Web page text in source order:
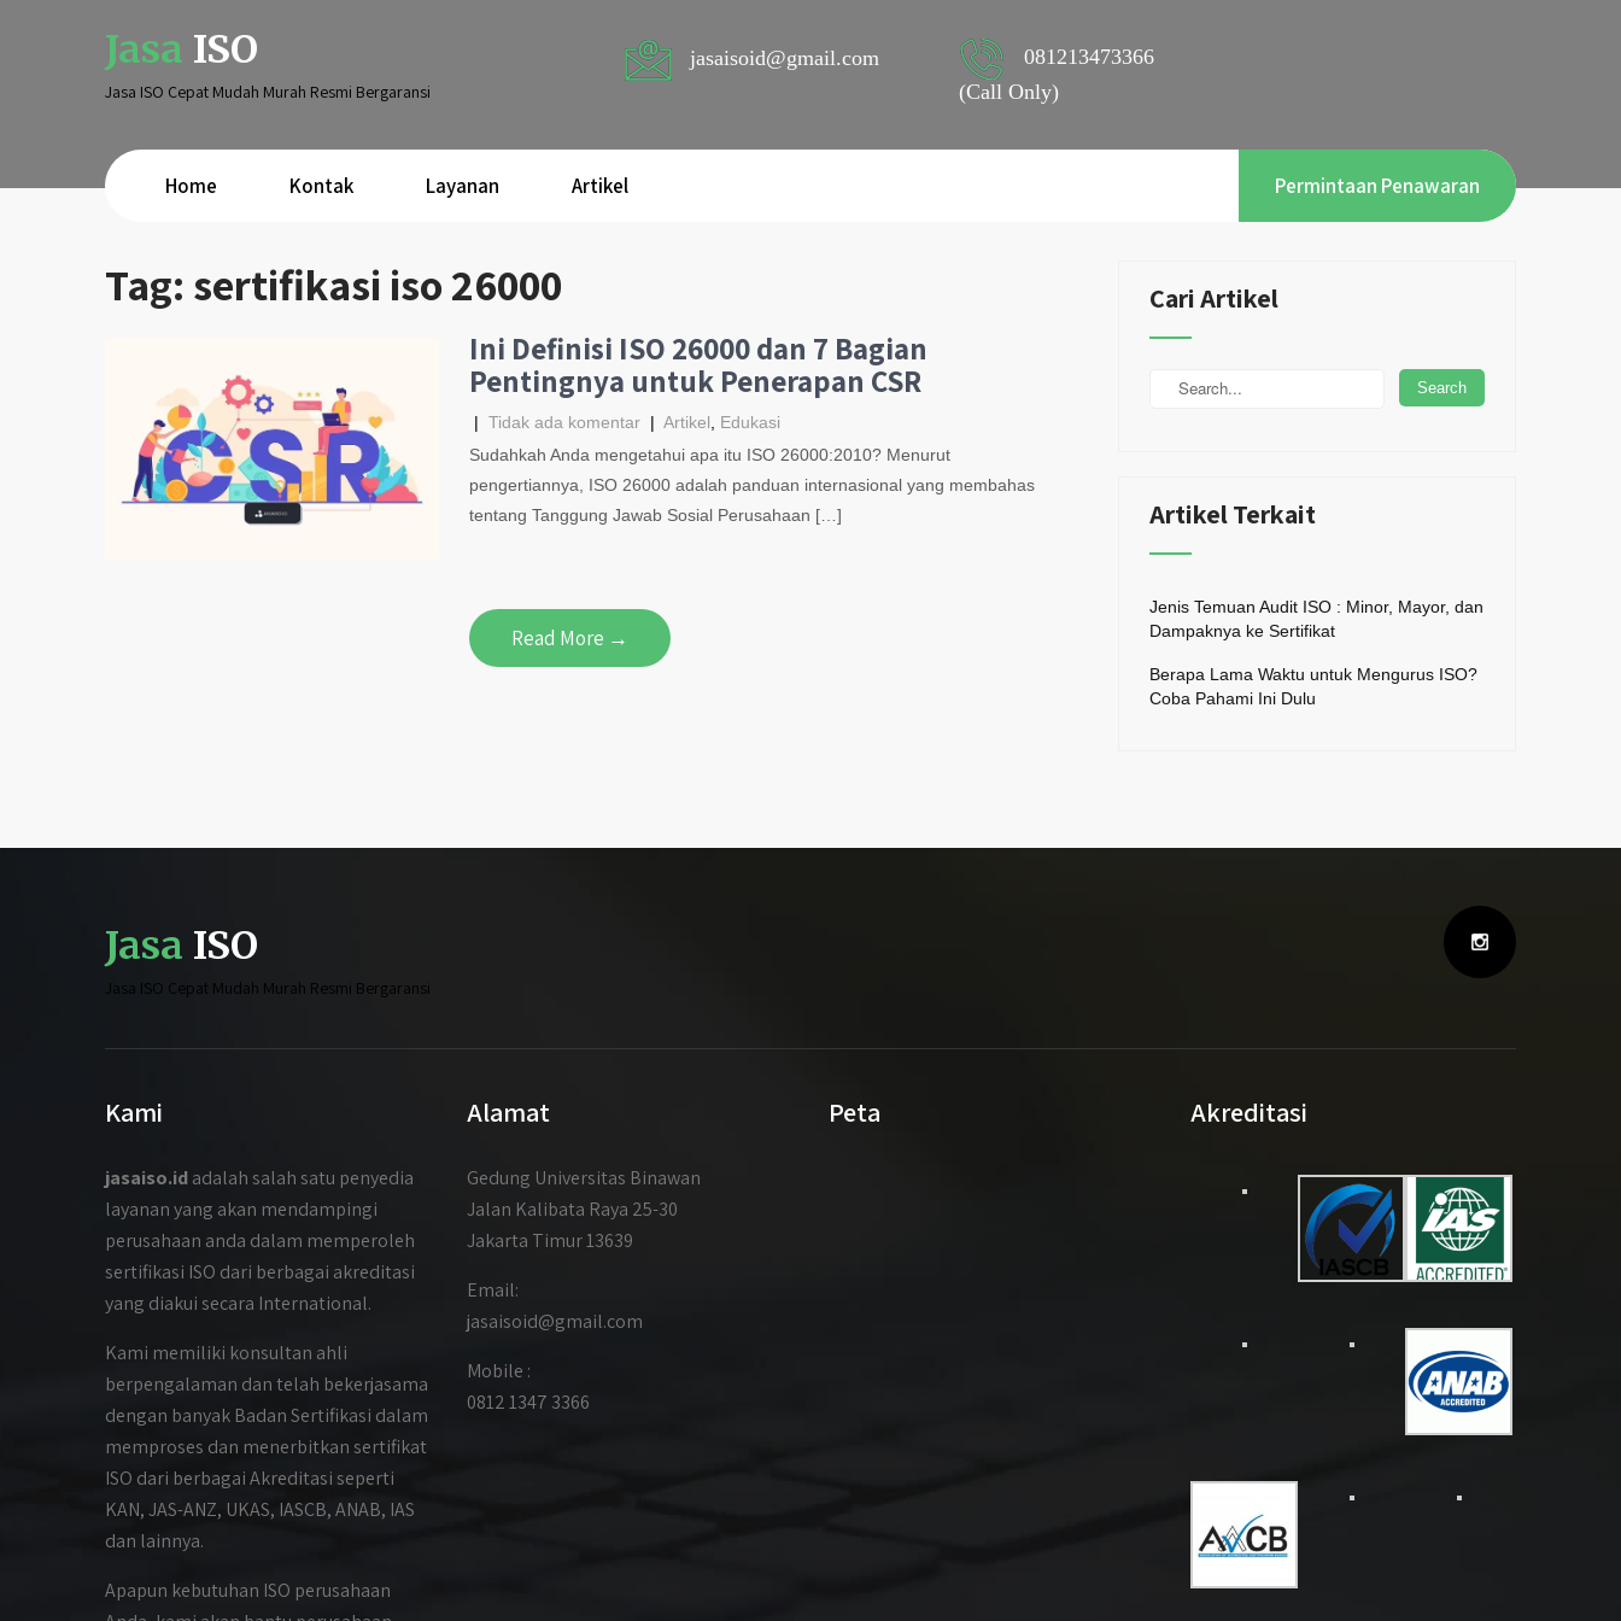
Jasa ISO
Jasa ISO Cepat Mudah Murah Resmi Bergaransi
jasaisoid@gmail.com
081213473366
(Call Only)
Home Kontak Layanan Artikel Permintaan Penawaran
Tag: sertifikasi iso 26000
Ini Definisi ISO 26000 dan 7 Bagian
Pentingnya untuk Penerapan CSR
| Tidak ada komentar | Artikel
Edukasi
Sudahkah Anda mengetahui apa itu ISO 26000:2010? Menurut
pengertiannya, ISO 26000 adalah panduan internasional yang membahas
tentang Tanggung Jawab Sosial Perusahaan […]
Read More →
Cari Artikel
Artikel Terkait
Jenis Temuan Audit ISO : Minor, Mayor, dan
Dampaknya ke Sertifikat
Berapa Lama Waktu untuk Mengurus ISO?
Coba Pahami Ini Dulu
Jasa ISO
Jasa ISO Cepat Mudah Murah Resmi Bergaransi
Kami
jasaiso.idadalah salah satu penyedia
layanan yang akan mendampingi
perusahaan anda dalam memperoleh
sertifikasi ISO dari berbagai akreditasi
yang diakui secara International.
Kami memiliki konsultan ahli
berpengalaman dan telah bekerjasama
dengan banyak Badan Sertifikasi dalam
memproses dan menerbitkan sertifikat
ISO dari berbagai Akreditasi seperti
KAN, JAS-ANZ, UKAS, IASCB, ANAB, IAS
dan lainnya.
Apapun kebutuhan ISO perusahaan
Alamat
Gedung Universitas Binawan
Jalan Kalibata Raya 25-30
Jakarta Timur 13639
Email:
jasaisoid@gmail.com
Mobile :
0812 1347 3366
Peta Akreditasi